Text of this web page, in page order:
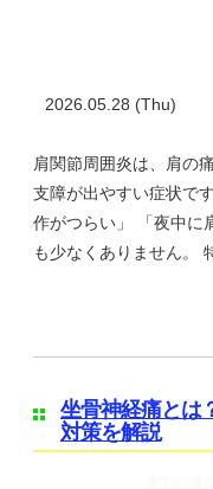
2026.05.28 (Thu)
肩関節周囲炎は、肩の
支障が出やすい症状で
作がつらい」 「夜中に
も少なくありません。
坐骨神経痛とは
対策を解説